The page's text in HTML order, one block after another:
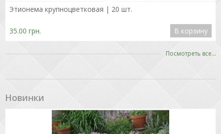
Подробнее
Этионема крупноцветковая | 20 шт.
35.00 грн. В корзину
Посмотреть все...
Новинки